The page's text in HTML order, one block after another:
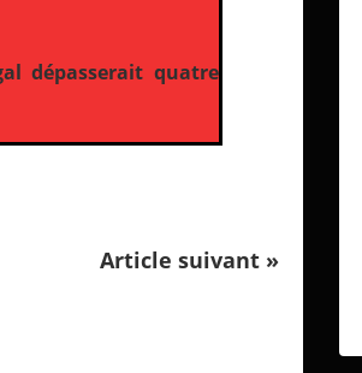
dépasserait quatre
Article suivant »